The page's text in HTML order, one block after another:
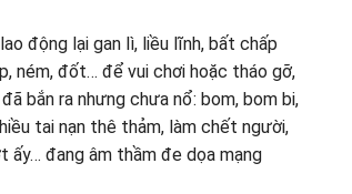
động lại gan lì, liều lĩnh, bất chấp
ném, đốt… để vui chơi hoặc tháo gỡ,
bắn ra nhưng chưa nổ: bom, bom bi,
tai nạn thê thảm, làm chết người,
ấy… đang âm thầm đe dọa mạng